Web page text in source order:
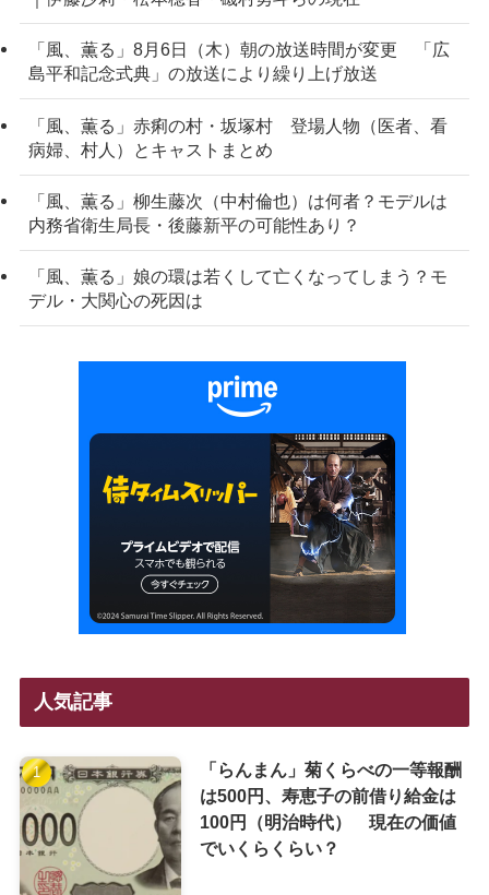
「風、薫る」8月6日（木）朝の放送時間が変更 「広
島平和記念式典」の放送により繰り上げ放送
「風、薫る」赤痢の村・坂塚村 登場人物（医者、看
病婦、村人）とキャストまとめ
「風、薫る」柳生藤次（中村倫也）は何者？モデルは
内務省衛生局長・後藤新平の可能性あり？
「風、薫る」娘の環は若くして亡くなってしまう？モ
デル・大関心の死因は
人気記事
「らんまん」菊くらべの一等報酬
は500円、寿恵子の前借り給金は
100円（明治時代） 現在の価値
でいくらくらい？